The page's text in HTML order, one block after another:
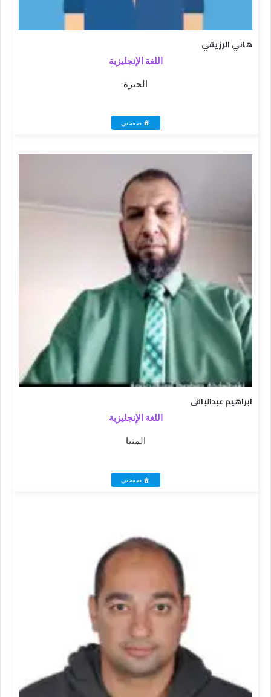
هاني الرزيقي
اللغة الإنجليزية
الجيزة
صفحتي
ابراهيم عبدالباقى
اللغة الإنجليزية
المنيا
صفحتي